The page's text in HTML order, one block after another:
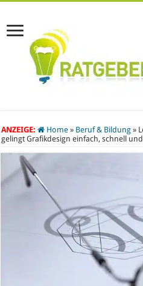
ANZEIGE: Home » Beruf & Bildung »
gelingt Grafikdesign einfach, schnell